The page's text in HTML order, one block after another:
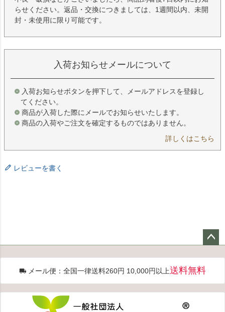
らせください。返品・交換につきましては、1週間以内、未開
封・未使用に限り可能です。
入荷お知らせメールについて
入荷お知らせボタンを押下して、メールアドレスを登録し
てください。
商品が入荷した際にメールでお知らせいたします。
商品の入荷やご注文を確定するものではありません。
詳しくはこちら
レビューを書く
ップ
へ
メール便：全国一律送料260円 10,000円以上送料無料